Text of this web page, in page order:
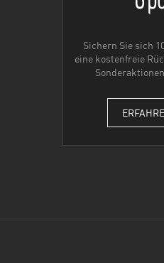
Sichern Sie sich
eine kostenfreie